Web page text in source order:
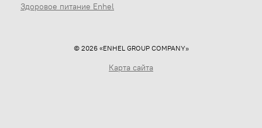
Здоровое питание Enhel
© 2026 «ENHEL GROUP COMPANY»
Карта сайта